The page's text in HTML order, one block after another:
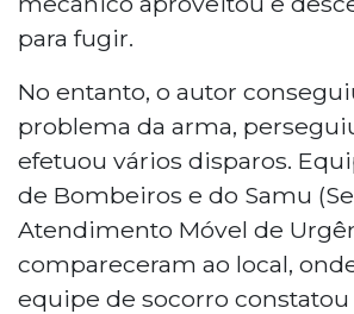
para fugir.
No entanto, o autor
problema da arma,
efetuou vários disparos.
de Bombeiros e do Samu
Atendimento Móvel de
compareceram ao local,
equipe de socorro constatou